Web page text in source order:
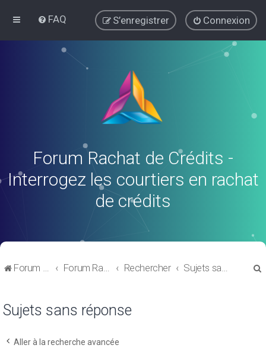
FAQ Connexion
S’enregistrer
Forum Rachat de Crédits -
Interrogez les courtiers en rachat
de crédits
Forum de discussions sur le Regroupement de Crédits et le Rachat de Crédits Forum Rachat de Crédits Rechercher Sujets sans réponse
Sujets sans réponse
Aller à la recherche avancée